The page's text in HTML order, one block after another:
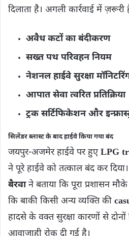
दिलाता है। अगली कार्रवाई में ज़रूरी
अवैध कटों का बंदीकरण
सख्त पथ परिवहन नियम
नेशनल हाईवे सुरक्षा
आपात सेवा त्वरित प्रतिक्रिया
ट्रक सर्टिफिकेशन और
सिलेंडर ब्लास्ट के बाद हाईवे किया गया बंद
जयपुर-अजमेर हाईवे पर हुएLPG
ने पूरे हाईवे को तत्काल बंद कर दिया।
बैरवाने बताया कि पूरा प्रशासन
कि बाकी किसी अन्य व्यक्ति की
हादसे के वक्‍त सुरक्षा कारणों से